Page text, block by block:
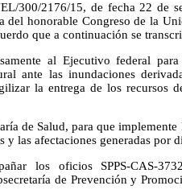
300/2176/15, de fecha 22 de
del honorable Congreso de la
que a continuación se
al Ejecutivo federal
ante las inundaciones
la entrega de los recursos
de Salud, para que
y las afectaciones generadas por
los oficios SPPS-CAS-
de Prevención y